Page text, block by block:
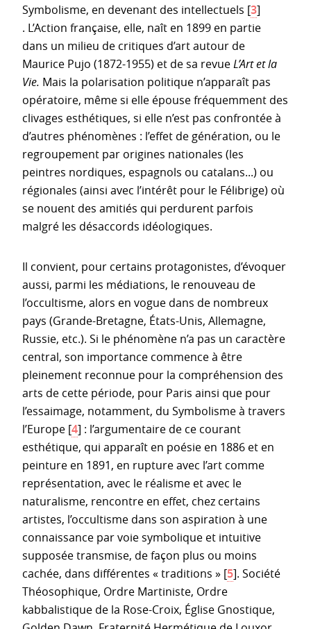
Symbolisme, en devenant des intellectuels [3]
. L’Action française, elle, naît en 1899 en partie
dans un milieu de critiques d’art autour de
Maurice Pujo (1872-1955) et de sa revueL’Art et la
Vie. Mais la polarisation politique n’apparaît pas
opératoire, même si elle épouse fréquemment des
clivages esthétiques, si elle n’est pas confrontée à
d’autres phénomènes : l’effet de génération, ou le
regroupement par origines nationales (les
peintres nordiques, espagnols ou catalans...) ou
régionales (ainsi avec l’intérêt pour le Félibrige) où
se nouent des amitiés qui perdurent parfois
malgré les désaccords idéologiques.
Il convient, pour certains protagonistes, d’évoquer
aussi, parmi les médiations, le renouveau de
l’occultisme, alors en vogue dans de nombreux
pays (Grande-Bretagne, États-Unis, Allemagne,
Russie, etc.). Si le phénomène n’a pas un caractère
central, son importance commence à être
pleinement reconnue pour la compréhension des
arts de cette période, pour Paris ainsi que pour
l’essaimage, notamment, du Symbolisme à travers
l’Europe [4] : l’argumentaire de ce courant
esthétique, qui apparaît en poésie en 1886 et en
peinture en 1891, en rupture avec l’art comme
représentation, avec le réalisme et avec le
naturalisme, rencontre en effet, chez certains
artistes, l’occultisme dans son aspiration à une
connaissance par voie symbolique et intuitive
supposée transmise, de façon plus ou moins
cachée, dans différentes « traditions » [5]. Société
Théosophique, Ordre Martiniste, Ordre
kabbalistique de la Rose-Croix, Église Gnostique,